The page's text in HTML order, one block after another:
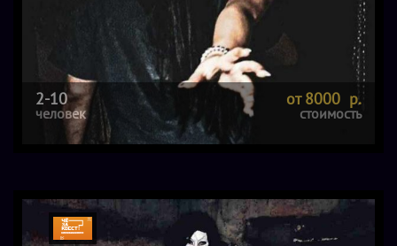
2-10
человек
от 8000 р.
стоимость